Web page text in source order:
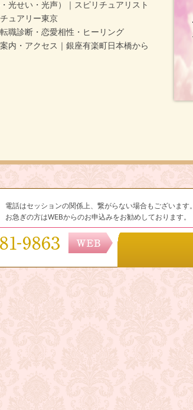
光せい・光声）｜スピリチュアリスト
ュアリー東京
職診断・恋愛相性・ヒーリング
内・アクセス｜銀座有楽町日本橋から
電話はセッションの関係上、繋がらない場合もございます。
お急ぎの方はWEBからのお申込みをお勧めしております。